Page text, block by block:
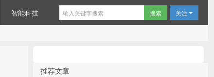
智能科技 关注
推荐文章